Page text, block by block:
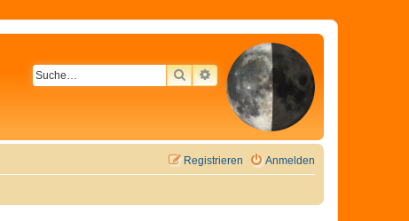
SUCHEERWEITERTE SUCHE
Anmelden
Registrieren